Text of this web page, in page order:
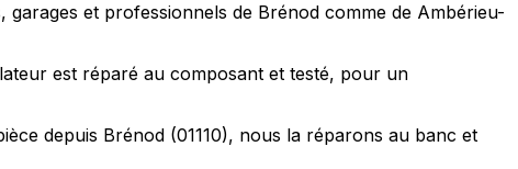
et professionnels de Brénod comme de Ambérieu-
est réparé au composant et testé, pour un
depuis Brénod (01110), nous la réparons au banc et